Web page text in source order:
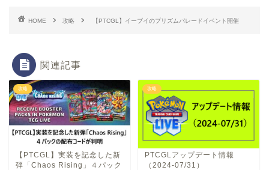
HOME 攻略 【PTCGL】イーブイのプリズムパレードイベント開催
関連記事
攻略
【PTCGL】実装を記念した新
弾「Chaos Rising」４パック
攻略
PTCGLアップデート情報
（2024-07/31）